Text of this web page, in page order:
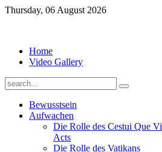
Thursday, 06 August 2026
Home
Video Gallery
Bewusstsein
Aufwachen
Die Rolle des Cestui Que Vi
Acts
Die Rolle des Vatikans